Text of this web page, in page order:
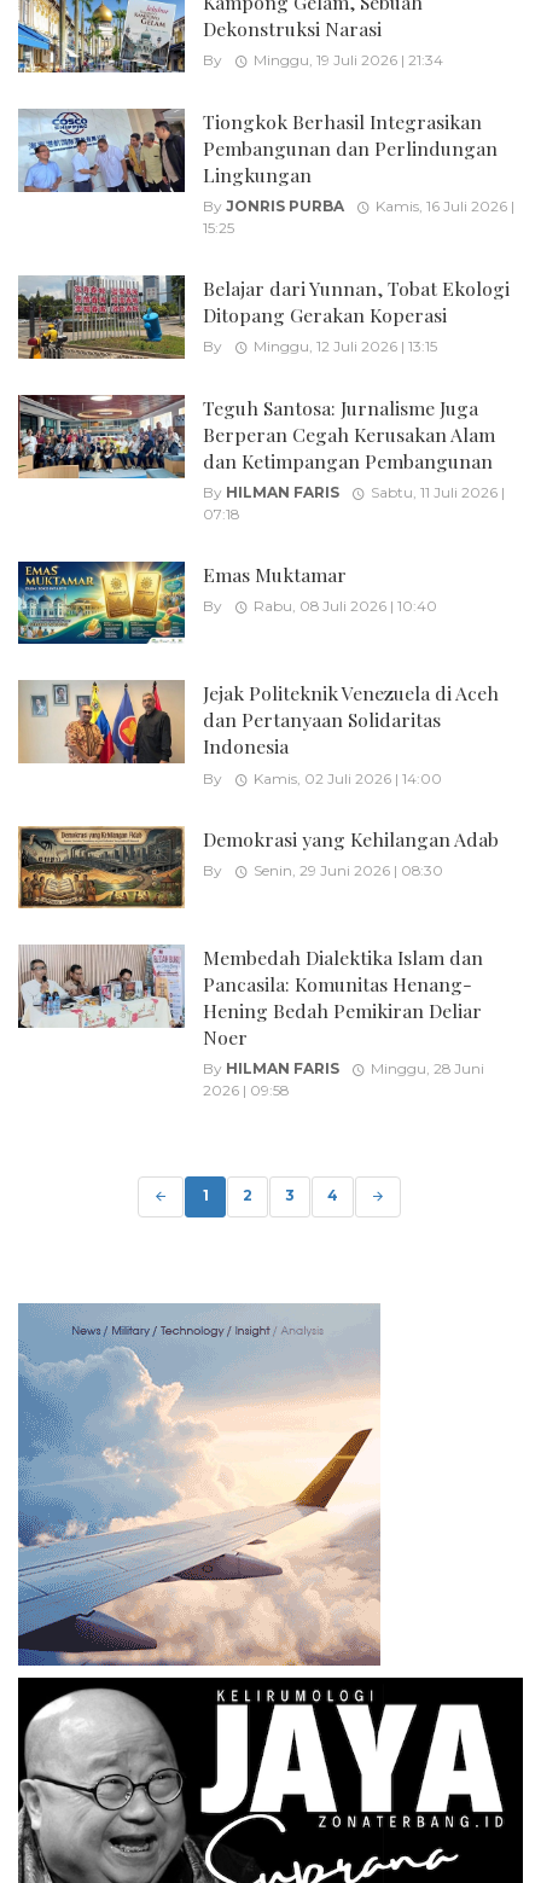
Dekonstruksi Narasi
By Minggu, 19 Juli 2026 | 21:34
Tiongkok Berhasil Integrasikan
Pembangunan dan Perlindungan
Lingkungan
By JONRIS PURBA
Kamis, 16 Juli 2026 |
15:25
Belajar dari Yunnan, Tobat Ekologi
Ditopang Gerakan Koperasi
By Minggu, 12 Juli 2026 | 13:15
Teguh Santosa: Jurnalisme Juga
Berperan Cegah Kerusakan Alam
dan Ketimpangan Pembangunan
By HILMAN FARIS
Sabtu, 11 Juli 2026 |
07:18
Emas Muktamar
By Rabu, 08 Juli 2026 | 10:40
Jejak Politeknik Venezuela di Aceh
dan Pertanyaan Solidaritas
Indonesia
By Kamis, 02 Juli 2026 | 14:00
Demokrasi yang Kehilangan Adab
By Senin, 29 Juni 2026 | 08:30
Membedah Dialektika Islam dan
Pancasila: Komunitas Henang-
Hening Bedah Pemikiran Deliar
Noer
By HILMAN FARIS
Minggu, 28 Juni
2026 | 09:58
1 2 3 4